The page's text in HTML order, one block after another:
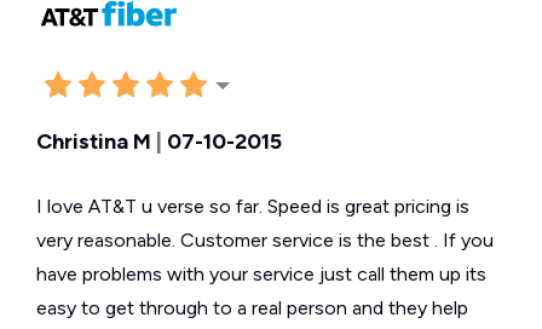
Christina M 07-10-2015
I love AT&T u verse so far. Speed is great pricing is
very reasonable. Customer service is the best . If you
have problems with your service just call them up its
easy to get through to a real person and they help